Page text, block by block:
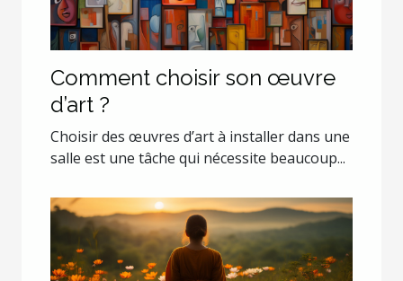
Comment choisir son œuvre
d’art ?
Choisir des œuvres d’art à installer dans une
salle est une tâche qui nécessite beaucoup...